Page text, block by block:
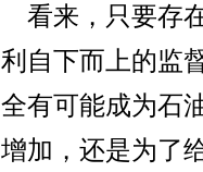
看来，只要存
利自下而上的监
全有可能成为石
增加，还是为了